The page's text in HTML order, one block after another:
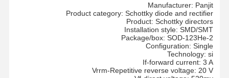
Manufacturer: Panjit
Product category: Schottky diode and rectifier
Product: Schottky directors
Installation style: SMD/SMT
Package/box: SOD-123He-2
Configuration: Single
Technology: si
If-forward current: 3 A
Vrrm-Repetitive reverse voltage: 20 V